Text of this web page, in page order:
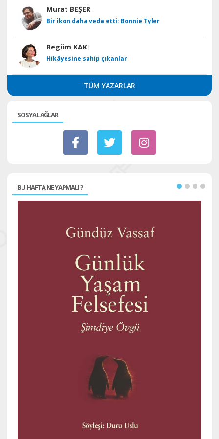
Murat BEŞER
Bir ikon daha veda etti: Bonnie Tyler
Begüm KAKI
Hikâyesine sahip çıkanlar
TÜM YAZARLAR
SOSYAL AĞLAR
BU HAFTA NE YAPMALI ?